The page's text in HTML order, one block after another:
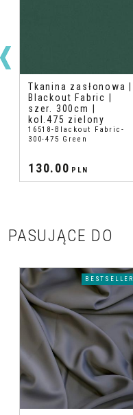
Tkanina zasłonowa |
Blackout Fabric |
szer. 300cm |
kol.475 zielony
16518-Blackout Fabric-
300-475 Green
130.00 PLN
PASUJĄCE DO
BESTSELLER